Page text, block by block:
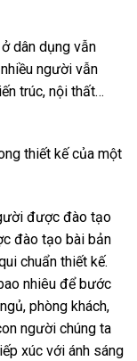
dân dụng vẫn
người vẫn
trúc, nội thất…
thiết kế của một
được đào tạo
đào tạo bài bản
chuẩn thiết kế.
nhiêu để bước
phòng khách,
người chúng ta
xúc với ánh sáng